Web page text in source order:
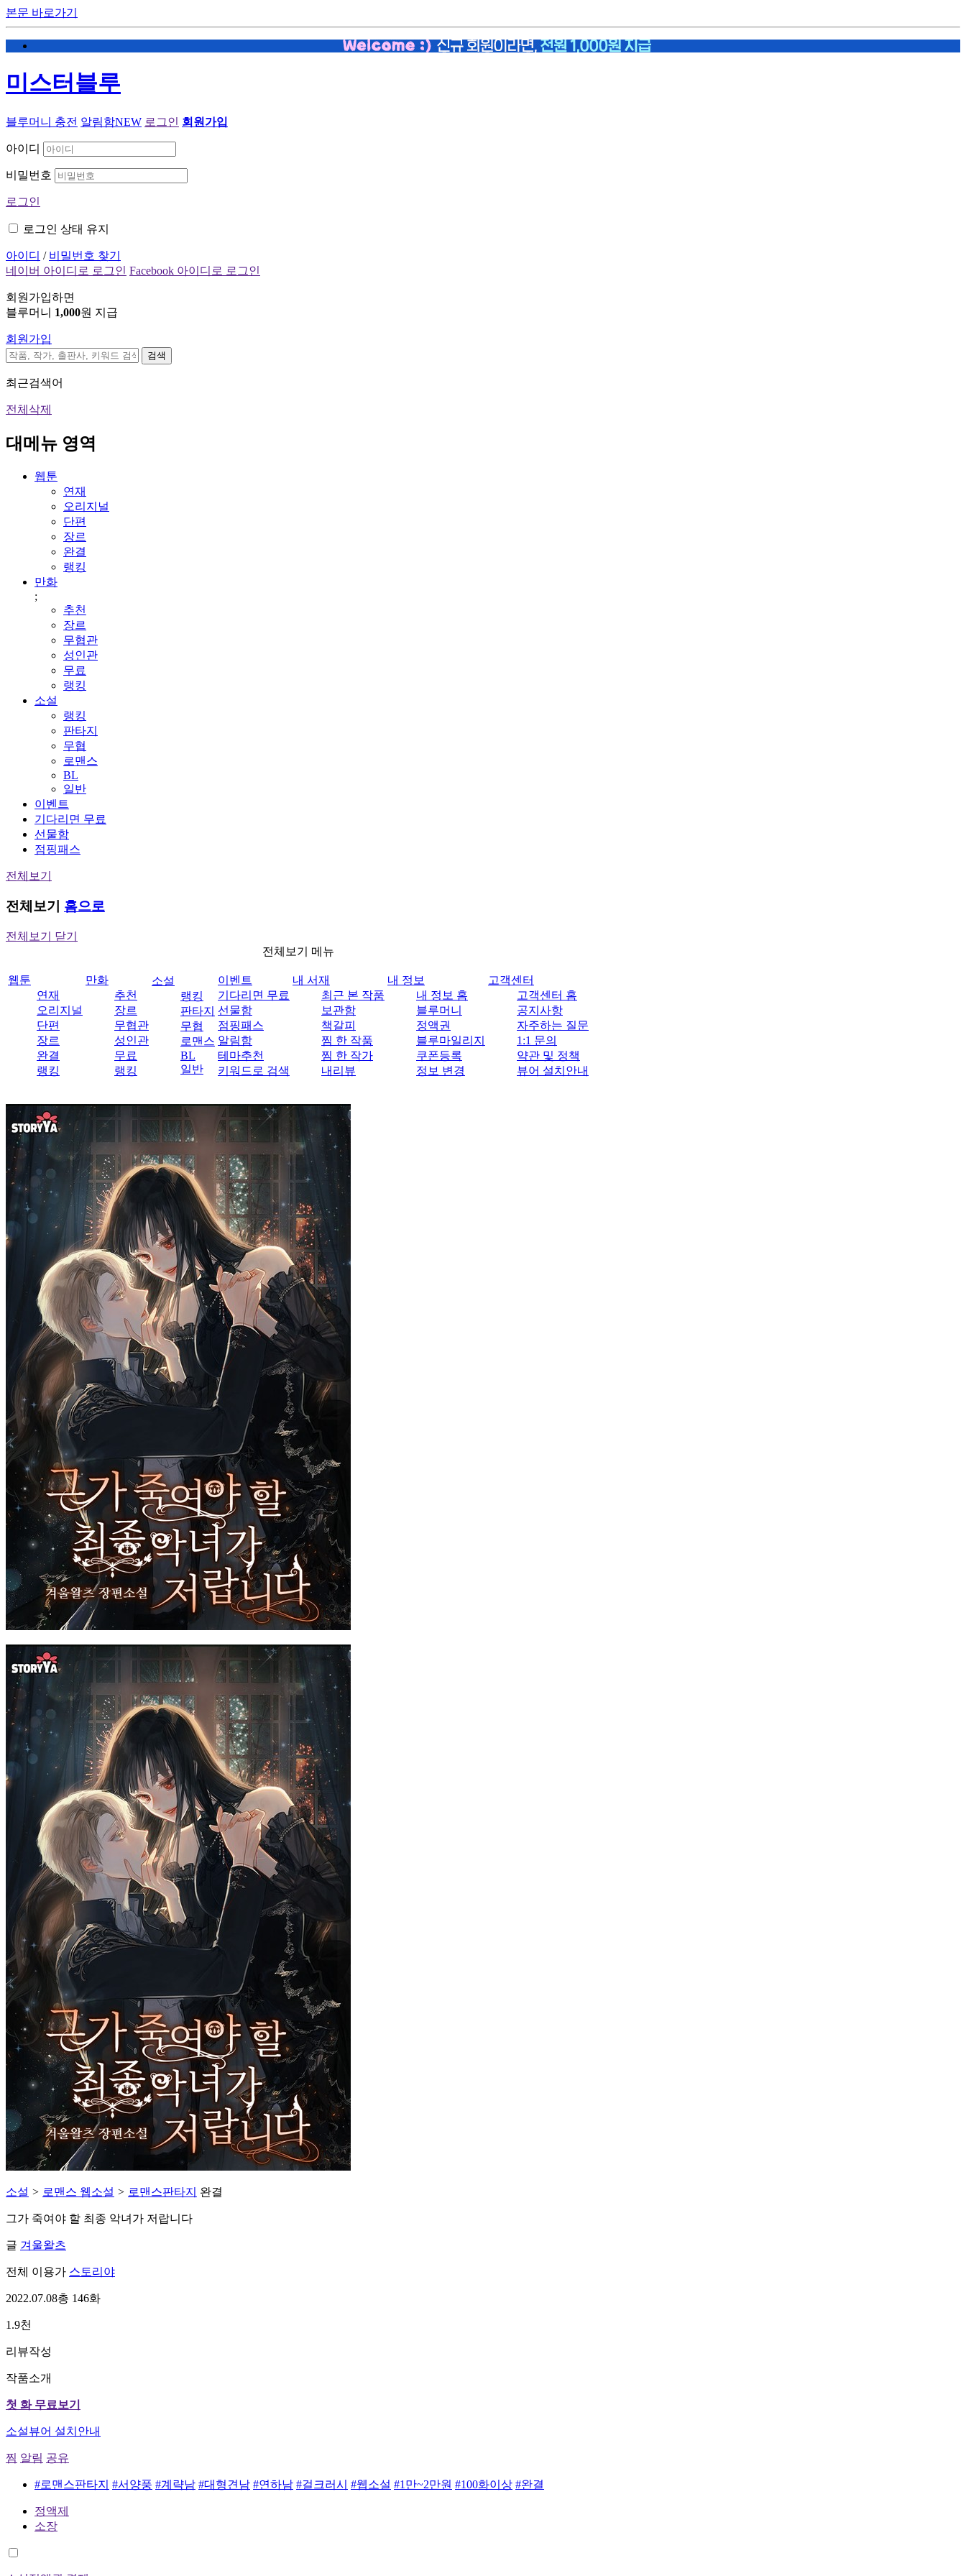
본문 바로가기
미스터블루
블루머니 충전 알림함NEW 로그인 회원가입
아이디
비밀번호
로그인
로그인 상태 유지
아이디 / 비밀번호 찾기
네이버 아이디로 로그인 Facebook 아이디로 로그인
회원가입하면
블루머니 1,000원 지급
회원가입
검색
최근검색어
전체삭제
대메뉴 영역
웹툰
연재
오리지널
단편
장르
완결
랭킹
만화
;
추천
장르
무협관
성인관
무료
랭킹
소설
랭킹
판타지
무협
로맨스
BL
일반
이벤트
기다리면 무료
선물함
점핑패스
전체보기
전체보기 홈으로
전체보기 닫기
전체보기 메뉴
웹툰
연재
오리지널
단편
장르
완결
랭킹
만화
추천
장르
무협관
성인관
무료
랭킹
소설
랭킹
판타지
무협
로맨스
BL
일반
이벤트
기다리면 무료
선물함
점핑패스
알림함
테마추천
키워드로 검색
내 서재
최근 본 작품
보관함
책갈피
찜 한 작품
찜 한 작가
내리뷰
내 정보
내 정보 홈
블루머니
정액권
블루마일리지
쿠폰등록
정보 변경
고객센터
고객센터 홈
공지사항
자주하는 질문
1:1 문의
약관 및 정책
뷰어 설치안내
소설 > 로맨스 웹소설 > 로맨스판타지 완결
그가 죽여야 할 최종 악녀가 저랍니다
글 겨울왈츠
전체 이용가 스토리야
2022.07.08총 146화
1.9천
리뷰작성
작품소개
첫 화 무료보기
소설뷰어 설치안내
찜 알림 공유
#로맨스판타지 #서양풍 #계략남 #대형견남 #연하남 #걸크러시 #웹소설 #1만~2만원 #100화이상 #완결
정액제
소장